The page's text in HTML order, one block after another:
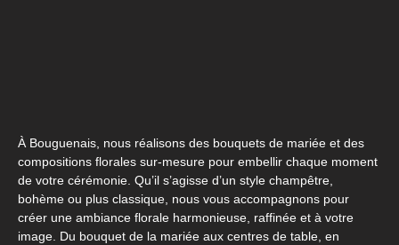
À Bouguenais, nous réalisons des bouquets de mariée et des
compositions florales sur-mesure pour embellir chaque moment
de votre cérémonie. Qu’il s’agisse d’un style champêtre,
bohème ou plus classique, nous vous accompagnons pour
créer une ambiance florale harmonieuse, raffinée et à votre
image. Du bouquet de la mariée aux centres de table, en